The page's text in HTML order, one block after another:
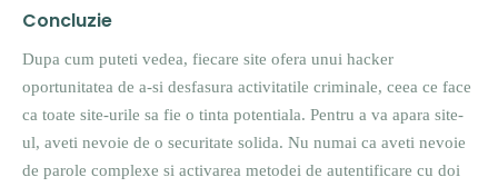
Concluzie
Dupa cum puteti vedea, fiecare site ofera unui hacker
oportunitatea de a-si desfasura activitatile criminale, ceea ce face
ca toate site-urile sa fie o tinta potentiala. Pentru a va apara site-
ul, aveti nevoie de o securitate solida. Nu numai ca aveti nevoie
de parole complexe si activarea metodei de autentificare cu doi